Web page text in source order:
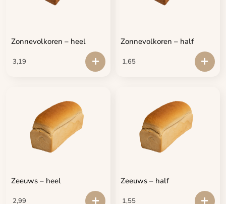
Zonnevolkoren – heel
3,19
Zonnevolkoren – half
1,65
Zeeuws – heel
2,99
Zeeuws – half
1,55